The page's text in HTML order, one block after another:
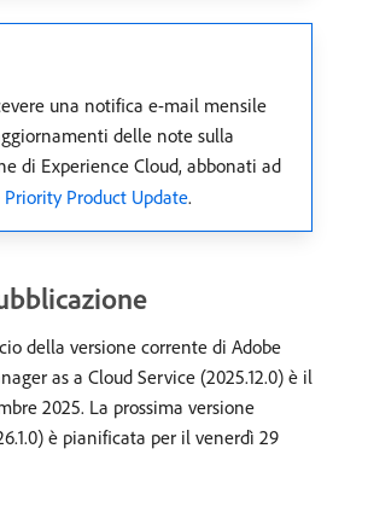
una notifica e-mail mensile
delle note sulla
di Experience Cloud, abbonati ad
Priority Product Update.
della versione corrente di Adobe
as a Cloud Service (2025.12.0) è il
2025. La prossima versione
è pianificata per il venerdì 29